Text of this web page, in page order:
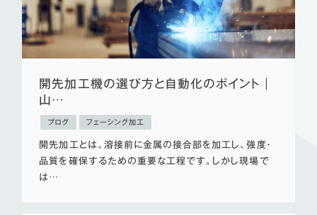
開先加工機の選び方と自動化のポイント｜
山…
ブログ フェーシング加工
開先加工とは、溶接前に金属の接合部を加工し、強度・
品質を確保するための重要な工程です。しかし現場で
は…